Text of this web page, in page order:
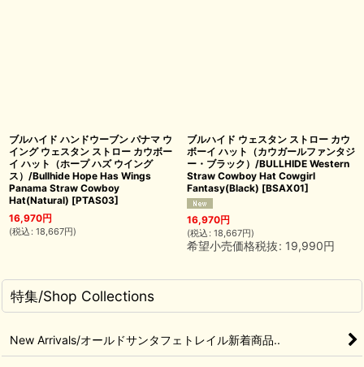
ブルハイド ハンドウーブン パナマ ウ
イング ウェスタン ストロー カウボー
イ ハット（ホープ ハズ ウイング
ス）/Bullhide Hope Has Wings
Panama Straw Cowboy
Hat(Natural) [PTAS03]
16,970円
(税込 : 18,667円)
ブルハイド ウェスタン ストロー カウ
ボーイ ハット（カウガールファンタジ
ー・ブラック）/BULLHIDE Western
Straw Cowboy Hat Cowgirl
Fantasy(Black) [BSAX01]
16,970円
(税込 : 18,667円)
希望小売価格税抜: 19,990円
特集/Shop Collections
New Arrivals/オールドサンタフェトレイル新着商品..